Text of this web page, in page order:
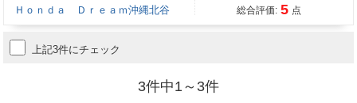
Ｈｏｎｄａ Ｄｒｅａｍ沖縄北谷
総合評価: 5 点
上記3件にチェック
3件中1～3件